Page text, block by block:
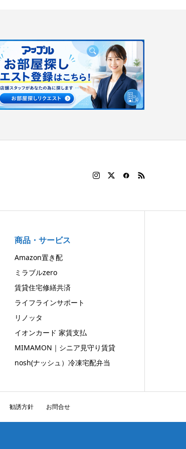
商品・サービス
Amazon置き配
ミラブルzero
賃貸住宅修繕共済
ライフラインサポート
リノッタ
イオンカード 家賃支払
MIMAMON｜シニア見守り賃貸
nosh(ナッシュ）冷凍宅配弁当
勧誘方針 お問合せ